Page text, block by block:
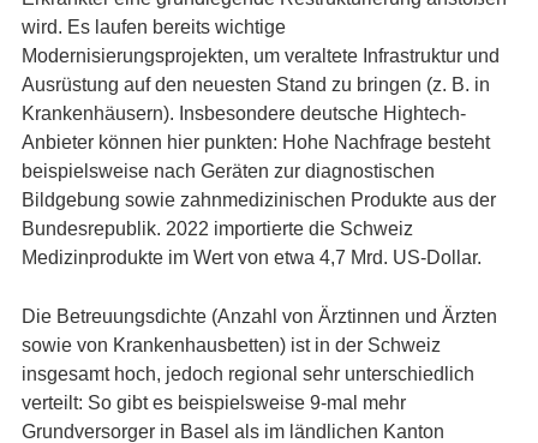
wird. Es laufen bereits wichtige
Modernisierungsprojekten, um veraltete Infrastruktur und
Ausrüstung auf den neuesten Stand zu bringen (z. B. in
Krankenhäusern). Insbesondere deutsche Hightech-
Anbieter können hier punkten: Hohe Nachfrage besteht
beispielsweise nach Geräten zur diagnostischen
Bildgebung sowie zahnmedizinischen Produkte aus der
Bundesrepublik. 2022 importierte die Schweiz
Medizinprodukte im Wert von etwa 4,7 Mrd. US-Dollar.
Die Betreuungsdichte (Anzahl von Ärztinnen und Ärzten
sowie von Krankenhausbetten) ist in der Schweiz
insgesamt hoch, jedoch regional sehr unterschiedlich
verteilt: So gibt es beispielsweise 9-mal mehr
Grundversorger in Basel als im ländlichen Kanton